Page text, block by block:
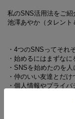
私のSNS活用法をご紹
池澤あやか（タレント
・4つのSNSってそれ
・始めるにはまずな
・SNSを始めたのを人
・仲のいい友達とだけ
・個人情報やプライ
・話題のLINEの新機
・テレビ電話や動画